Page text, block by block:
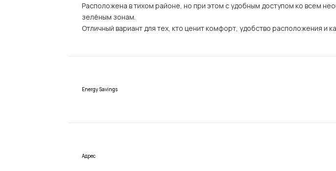
Расположена в тихом районе, но при этом с удобным доступом ко всем
зелёным зонам.
Отличный вариант для тех, кто ценит комфорт, удобство расположения и
Energy Savings
Адрес